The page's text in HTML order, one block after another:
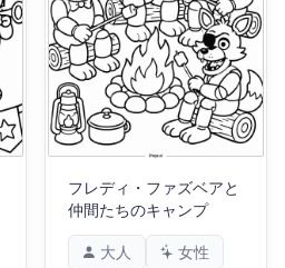
フレディ・ファズベアと
仲間たちのキャンプ
大人
女性